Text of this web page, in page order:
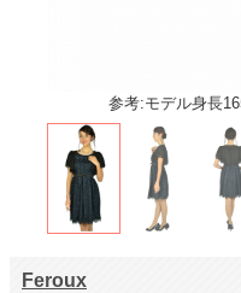
参考:モデル身長
Feroux